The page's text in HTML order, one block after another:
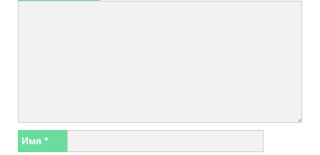
Имя *